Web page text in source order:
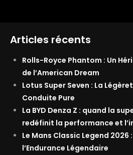
Articles récents
Rolls-Royce Phantom : Un
de l’American Dream
Lotus Super Seven : La
Conduite Pure
La BYD Denza Z : quand la
redéfinit la performance et
Le Mans Classic Legend 2026
l’Endurance Légendaire